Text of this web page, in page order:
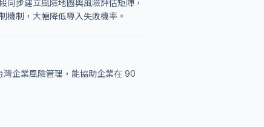
同步建立風險地圖與風險評估矩陣，
機制，大幅降低導入失敗機率。
企業風險管理，能協助企業在 90